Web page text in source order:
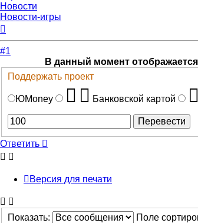
Новости
Новости-игры
началу
#1
В данный момент
Поддержать проект
ЮMoney Банковской картой
Ответить
Версия для печати
Показать: Поле